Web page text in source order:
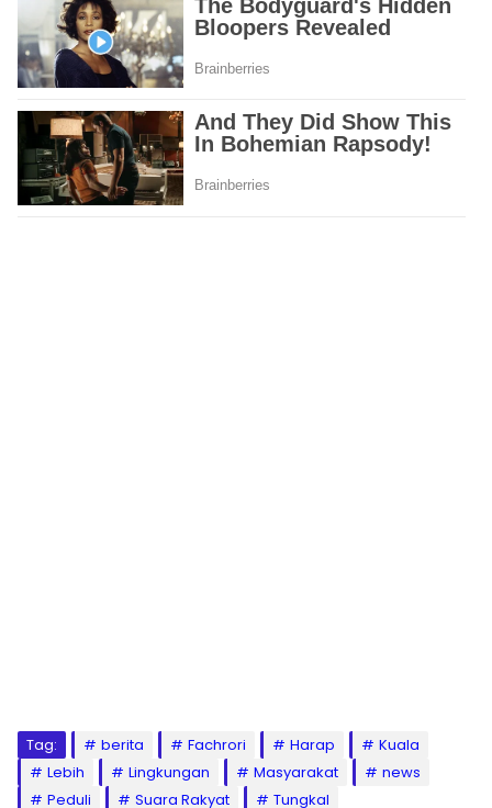
Tag: berita Fachrori Harap
Kuala
Lebih
Lingkungan Masyarakat
news
Peduli
Suara Rakyat Tungkal